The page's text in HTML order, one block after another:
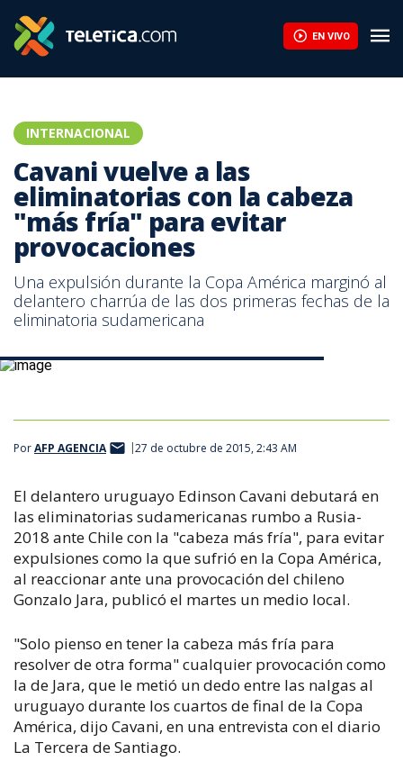
EN VIVO
INTERNACIONAL
Cavani vuelve a las
eliminatorias con la cabeza
"más fría" para evitar
provocaciones
Una expulsión durante la Copa América marginó al
delantero charrúa de las dos primeras fechas de la
eliminatoria sudamericana
PorAFP AGENCIA 27 de octubre de 2015, 2:43 AM
El delantero uruguayo Edinson Cavani debutará en
las eliminatorias sudamericanas rumbo a Rusia-
2018 ante Chile con la "cabeza más fría", para evitar
expulsiones como la que sufrió en la Copa América,
al reaccionar ante una provocación del chileno
Gonzalo Jara, publicó el martes un medio local.
"Solo pienso en tener la cabeza más fría para
resolver de otra forma" cualquier provocación como
la de Jara, que le metió un dedo entre las nalgas al
uruguayo durante los cuartos de final de la Copa
América, dijo Cavani, en una entrevista con el diario
La Tercera de Santiago.